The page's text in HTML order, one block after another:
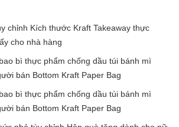
chỉnh Kích thước Kraft Takeaway thực
cho nhà hàng
bì thực phẩm chống dầu túi bánh mì
bán Bottom Kraft Paper Bag
bì thực phẩm chống dầu túi bánh mì
bán Bottom Kraft Paper Bag